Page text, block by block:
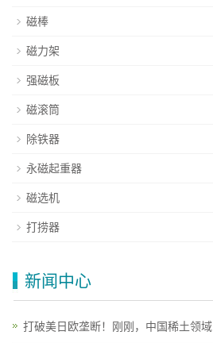
磁棒
磁力架
强磁板
磁滚筒
除铁器
永磁起重器
磁选机
打捞器
新闻中心
打破美日欧垄断！刚刚，中国稀土领域